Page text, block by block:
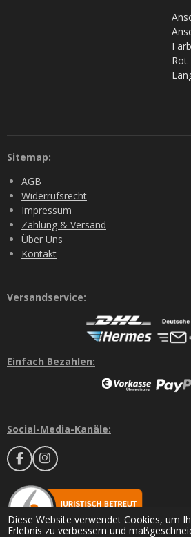
Diese Website verwendet Cookies, um
Erlebnis zu verbessern und
Rot
Sitemap:
AGB
Widerrufsrecht
Impressum
Zahlung & Versand
Über Uns
Kontakt
Versandservice:
Einfach Bezahlen:
Social-Media-Kanäle:
F
a
c
e
b
o
o
I
n
t
a
g
r